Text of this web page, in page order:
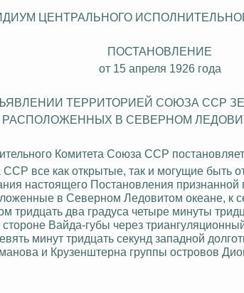
ЦЕНТРАЛЬНОГО
ПОСТАНОВЛЕНИЕ
от 15 апреля 1926 года
ТЕРРИТОРИЕЙ СОЮЗА ССР
РАСПОЛОЖЕННЫХ В СЕВЕРНОМ
Комитета Союза ССР
все как открытые, так и могущие быть
настоящего Постановления
в Северном Ледовитом океане,
два градуса четыре минуты
Вайда-губы через
минут тридцать секунд западной
и Крузенштерна группы островов